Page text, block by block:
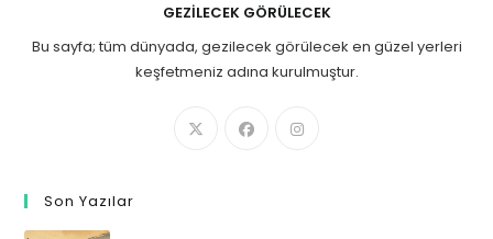
GEZILECEK GÖRÜLECEK
Bu sayfa; tüm dünyada, gezilecek görülecek en güzel yerleri
keşfetmeniz adına kurulmuştur.
Son Yazılar